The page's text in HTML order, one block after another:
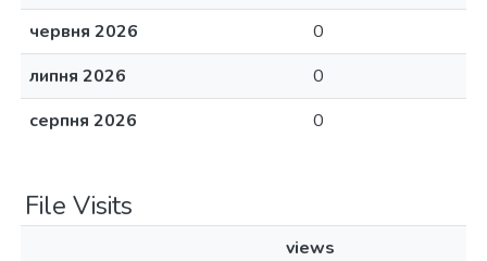
червня 2026
0
липня 2026
0
серпня 2026
0
File Visits
views